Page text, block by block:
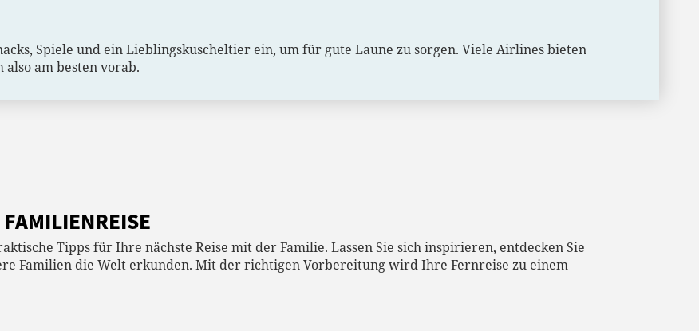
Spiele und ein Lieblingskuscheltier ein, um für gute Laune zu sorgen. Viele Airlines bieten
am besten vorab.
Tipps für Ihre nächste Reise mit der Familie. Lassen Sie sich inspirieren, entdecken Sie
Familien die Welt erkunden. Mit der richtigen Vorbereitung wird Ihre Fernreise zu einem